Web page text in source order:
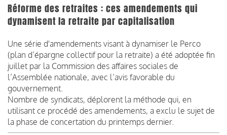
Réforme des retraites : ces amendements qui
dynamisent la retraite par capitalisation
Une série d'amendements visant à dynamiser le Perco
(plan d’épargne collectif pour la retraite) a été adoptée fin
juillet par la Commission des affaires sociales de
l’Assemblée nationale, avec l’avis favorable du
gouvernement.
Nombre de syndicats, déplorent la méthode qui, en
utilisant ce procédé des amendements, a exclu le sujet de
la phase de concertation du printemps dernier.